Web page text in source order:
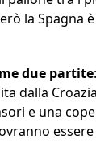
la Spagna
due partite
Croazia,
e una